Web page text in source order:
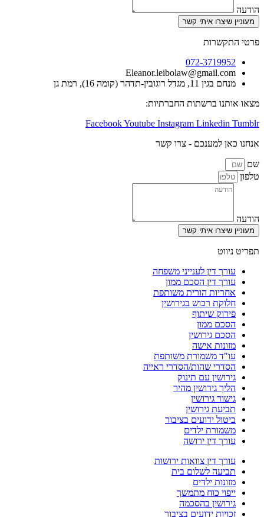
איתי קשר
072-
תדהר (קומה 16), רמת גן
ברשתות החברתיות:
FacebookYoutube Instagram
למענכם - צרו קשר
איתי קשר
דין לענייני משפחה
דין הסכם ממון
הורית משותפת
רכוש בגירושין
שיתוף
ממון
גירושין
אישה
משמורת משותפת
שהות/הסדרי ראייה
עם תינוק
גירושין מהיר
גירושין
גירושין
ידועים בציבור
ילדים
דין ירושה
דין צוואות ירושות
לשלום בית
ילדים
כוח מתמשך
בהסכמה
ידועים בציבור